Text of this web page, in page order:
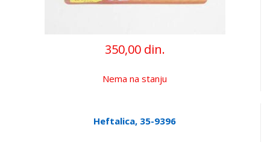
350,00 din.
Nema na stanju
Heftalica, 35-9396